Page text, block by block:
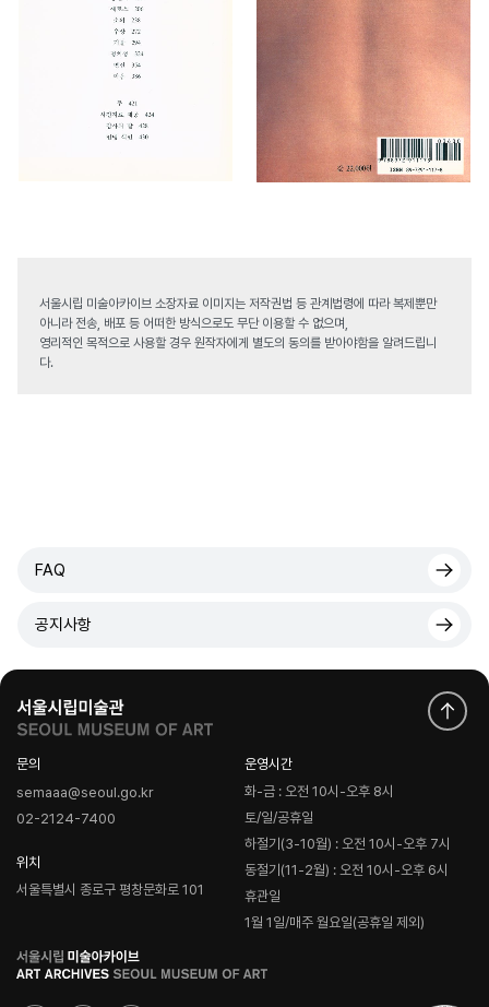
서울시립 미술아카이브 소장자료 이미지는 저작권법 등 관계법령에 따라 복제뿐만
아니라 전송, 배포 등 어떠한 방식으로도 무단 이용할 수 없으며,
영리적인 목적으로 사용할 경우 원작자에게 별도의 동의를 받아야함을 알려드립니
다.
FAQ
공지사항
문의
semaaa@seoul.go.kr
02-2124-7400
위치
서울특별시 종로구 평창문화로 101
운영시간
화-금 : 오전 10시-오후 8시
토/일/공휴일
하절기(3-10월) : 오전 10시-오후 7시
동절기(11-2월) : 오전 10시-오후 6시
휴관일
1월 1일/매주 월요일(공휴일 제외)
로
고